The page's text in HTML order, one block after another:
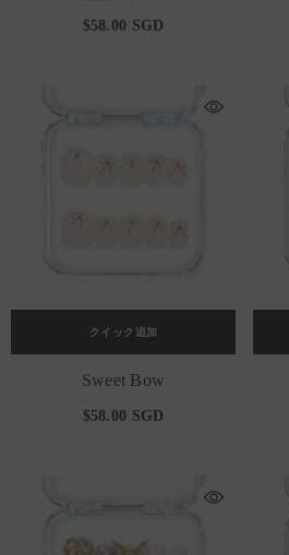
$58.00 SGD
クイック追加
Sweet Bow
$58.00 SGD